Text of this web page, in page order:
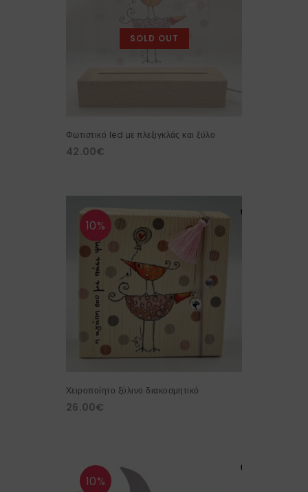
SOLD OUT
Φωτιστικό led με πλεξιγκλάς και ξύλο
42.00€
10%
Χειροποίητο ξύλινο διακοσμητικό
26.00€
10%